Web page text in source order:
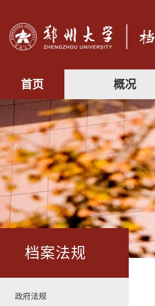
首页 概况
档案法规
政府法规